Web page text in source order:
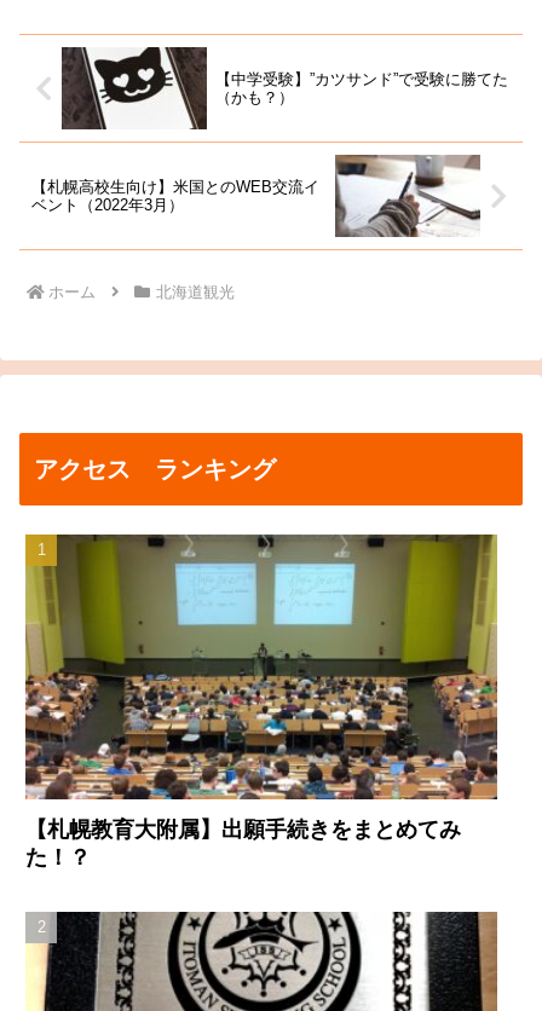
【中学受験】”カツサンド”で受験に勝てた
（かも？）
【札幌高校生向け】米国とのWEB交流イ
ベント（2022年3月）
ホーム 北海道観光
アクセス ランキング
【札幌教育大附属】出願手続きをまとめてみ
た！？